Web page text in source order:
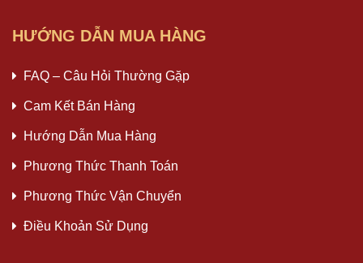
HƯỚNG DẪN MUA HÀNG
FAQ – Câu Hỏi Thường Gặp
Cam Kết Bán Hàng
Hướng Dẫn Mua Hàng
Phương Thức Thanh Toán
Phương Thức Vận Chuyển
Điều Khoản Sử Dụng